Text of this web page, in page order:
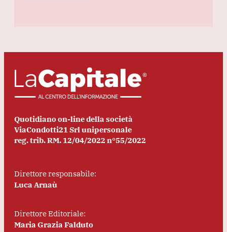
Quotidiano on-line della società
ViaCondotti21 Srl unipersonale
reg. trib. RM. 12/04/2022 n°55/2022
Direttore responsabile:
Luca Arnaù
Direttore Editoriale:
Maria Grazia Falduto